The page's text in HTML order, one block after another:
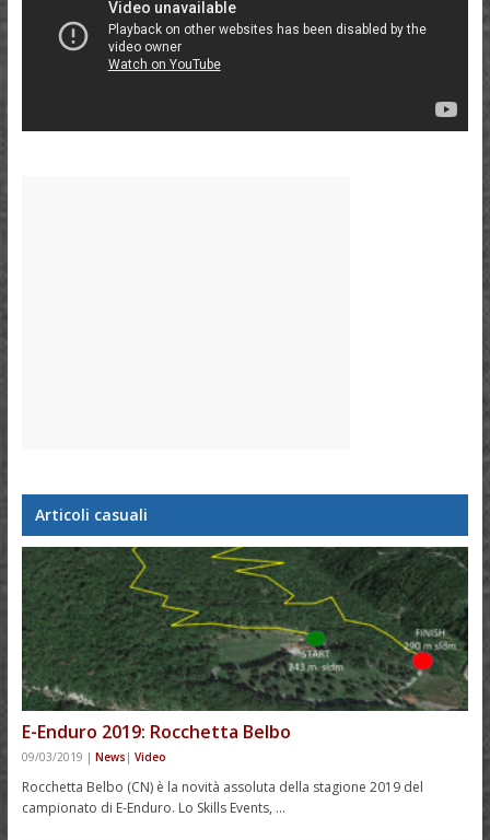
Articoli casuali
E-Enduro 2019: Rocchetta Belbo
09/03/2019 | News | Video
Rocchetta Belbo (CN) è la novità assoluta della stagione 2019 del
campionato di E-Enduro. Lo Skills Events, …